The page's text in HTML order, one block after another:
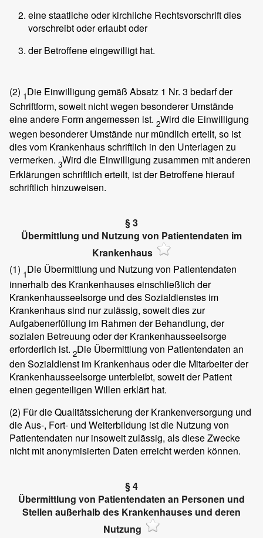
eine staatliche oder kirchliche Rechtsvorschrift dies
vorschreibt oder erlaubt oder
der Betroffene eingewilligt hat.
(2) 1Die Einwilligung gemäß Absatz 1 Nr. 3 bedarf der
Schriftform, soweit nicht wegen besonderer Umstände
eine andere Form angemessen ist. 2Wird die Einwilligung
wegen besonderer Umstände nur mündlich erteilt, so ist
dies vom Krankenhaus schriftlich in den Unterlagen zu
vermerken. 3Wird die Einwilligung zusammen mit anderen
Erklärungen schriftlich erteilt, ist der Betroffene hierauf
schriftlich hinzuweisen.
§ 3
Übermittlung und Nutzung von Patientendaten im
Krankenhaus
(1) 1Die Übermittlung und Nutzung von Patientendaten
innerhalb des Krankenhauses einschließlich der
Krankenhausseelsorge und des Sozialdienstes im
Krankenhaus sind nur zulässig, soweit dies zur
Aufgabenerfüllung im Rahmen der Behandlung, der
sozialen Betreuung oder der Krankenhausseelsorge
erforderlich ist. 2Die Übermittlung von Patientendaten an
den Sozialdienst im Krankenhaus oder die Mitarbeiter der
Krankenhausseelsorge unterbleibt, soweit der Patient
einen gegenteiligen Willen erklärt hat.
(2) Für die Qualitätssicherung der Krankenversorgung und
die Aus-, Fort- und Weiterbildung ist die Nutzung von
Patientendaten nur insoweit zulässig, als diese Zwecke
nicht mit anonymisierten Daten erreicht werden können.
§ 4
Übermittlung von Patientendaten an Personen und
Stellen außerhalb des Krankenhauses und deren
Nutzung